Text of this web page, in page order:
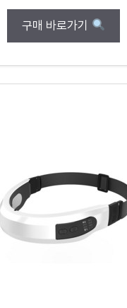
구매 바로가기